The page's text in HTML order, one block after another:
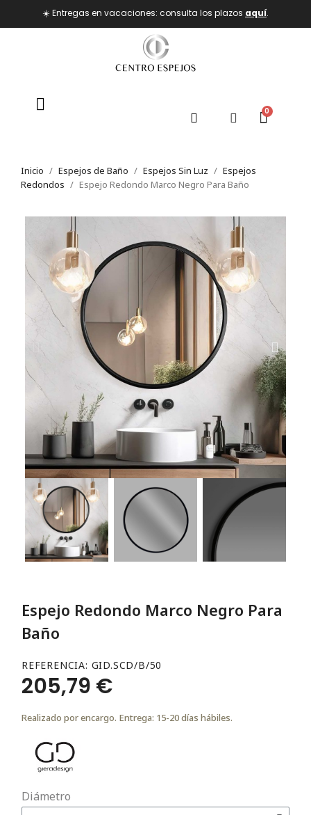
☀️ Entregas en vacaciones: consulta los plazos aquí.
Inicio Espejos de Baño Espejos Sin Luz
Espejos
Redondos
Espejo Redondo Marco Negro Para Baño
Espejo Redondo Marco Negro Para
Baño
REFERENCIA GID.SCD/B/50
205,79 €
Realizado por encargo. Entrega: 15-20 días hábiles.
Diámetro